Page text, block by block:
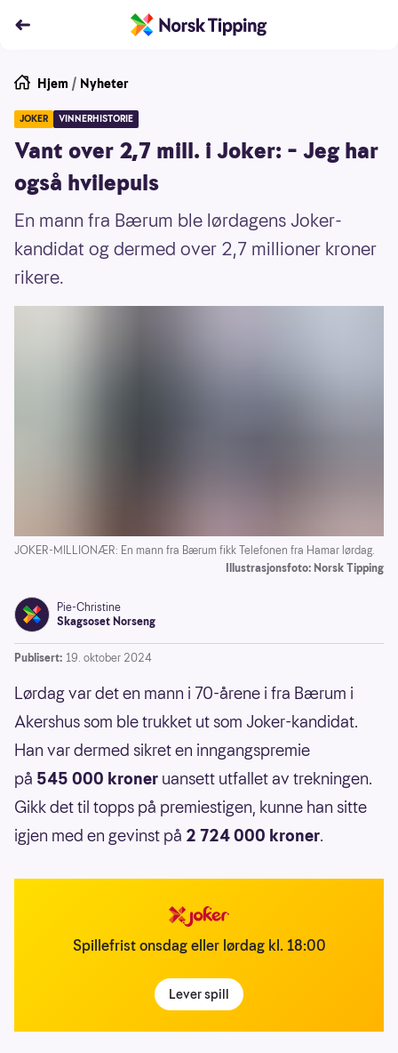
Hjem / Nyheter
JOKER VINNERHISTORIE
Vant over 2,7 mill. i Joker: – Jeg har
også hvilepuls
En mann fra Bærum ble lørdagens Joker-
kandidat og dermed over 2,7 millioner kroner
rikere.
JOKER-MILLIONÆR: En mann fra Bærum fikk Telefonen fra Hamar lørdag.
Illustrasjonsfoto: Norsk Tipping
Pie-Christine
Skagsoset Norseng
Publisert: 19. oktober 2024
Lørdag var det en mann i 70-årene i fra Bærum i
Akershus som ble trukket ut som Joker-kandidat.
Han var dermed sikret en inngangspremie
på 545 000 kroner uansett utfallet av trekningen.
Gikk det til topps på premiestigen, kunne han sitte
igjen med en gevinst på 2 724 000 kroner.
Spillefrist onsdag eller lørdag kl. 18:00
Lever spill